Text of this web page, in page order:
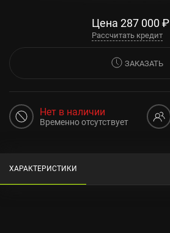
Цена 287 000 ₽
Рассчитать кредит
ЗАКАЗАТЬ
Нет в наличии
Временно отсутствует
ХАРАКТЕРИСТИКИ